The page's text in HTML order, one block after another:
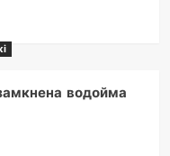
водойма